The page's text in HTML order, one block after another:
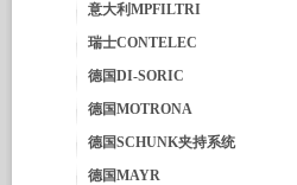
意大利MPFILTRI
瑞士CONTELEC
德国DI-SORIC
德国MOTRONA
德国SCHUNK夹持系统
德国MAYR